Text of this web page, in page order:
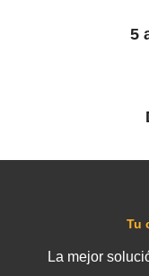
5
Tu
La mejor